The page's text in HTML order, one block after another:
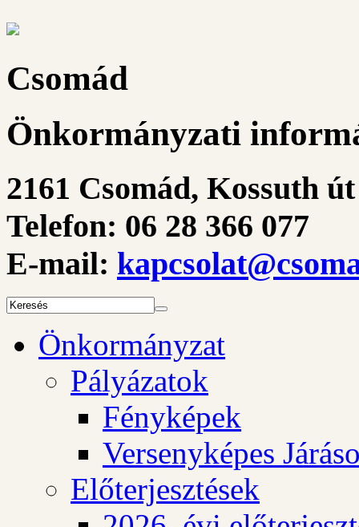
Csomád
Önkormányzati
2161 Csomád, Kossuth
Telefon: 06 28 366 077
E-mail:
Önkormányzat
Pályázatok
Fényképek
Versenyképes
Előterjesztések